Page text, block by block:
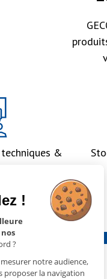
!
?
notre audience,
proposer la navigation
techniques &